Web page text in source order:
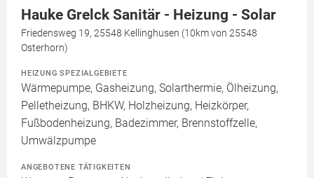
Hauke Grelck Sanitär - Heizung - Solar
Friedensweg 19, 25548 Kellinghusen (10km von 25548
Osterhorn)
HEIZUNG SPEZIALGEBIETE
Wärmepumpe, Gasheizung, Solarthermie, Ölheizung,
Pelletheizung, BHKW, Holzheizung, Heizkörper,
Fußbodenheizung, Badezimmer, Brennstoffzelle,
Umwälzpumpe
ANGEBOTENE TÄTIGKEITEN